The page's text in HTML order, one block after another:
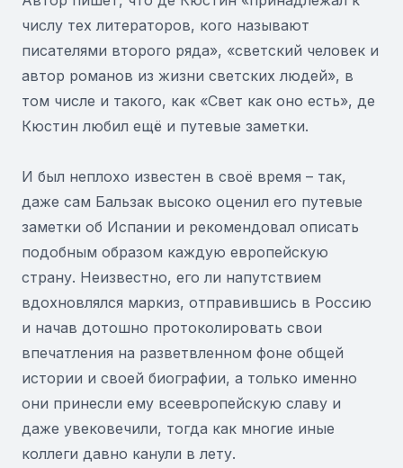
числу тех литераторов, кого называют
писателями второго ряда», «светский человек и
автор романов из жизни светских людей», в
том числе и такого, как «Свет как оно есть», де
Кюстин любил ещё и путевые заметки.
И был неплохо известен в своё время – так,
даже сам Бальзак высоко оценил его путевые
заметки об Испании и рекомендовал описать
подобным образом каждую европейскую
страну. Неизвестно, его ли напутствием
вдохновлялся маркиз, отправившись в Россию
и начав дотошно протоколировать свои
впечатления на разветвленном фоне общей
истории и своей биографии, а только именно
они принесли ему всеевропейскую славу и
даже увековечили, тогда как многие иные
коллеги давно канули в лету.